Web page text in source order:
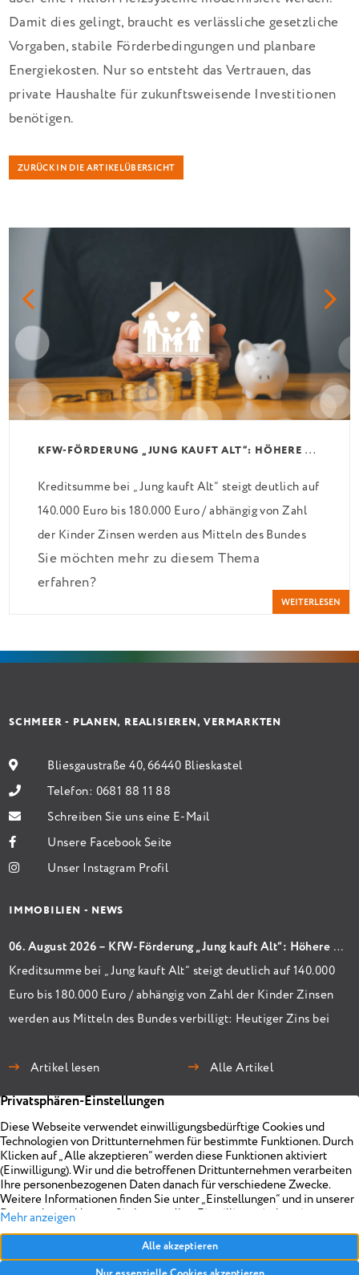
Damit dies gelingt, braucht es verlässliche gesetzliche
Vorgaben, stabile Förderbedingungen und planbare
Energiekosten. Nur so entsteht das Vertrauen, das
private Haushalte für zukunftsweisende Investitionen
benötigen.
ZURÜCK IN DIE ARTIKELÜBERSICHT
K
FW-FÖRDERUNG „JUNG KAUFT ALT“: HÖHERE KREDITE AB AUGUST 2026
Kreditsumme bei „Jung kauft Alt“ steigt deutlich auf
140.000 Euro bis 180.000 Euro / abhängig von Zahl
der Kinder Zinsen werden aus Mitteln des Bundes
verbilligt: Heutiger Zins bei 0,53 Prozent effektiv
bei 35 Jahren Laufzeit und 10 Jahren Zinsbindung
Antragstellende verpflichten sich zu energetischer
Sanierung in Einzelmaßnahmen […]
Sie möchten mehr zu diesem Thema
erfahren?
WEITERLESEN
SCHMEER - PLANEN, REALISIEREN, VERMARKTEN
Bliesgaustraße 40, 66440 Blieskastel
Telefon: 0681 88 11 88
Schreiben Sie uns eine E-Mail
Unsere Facebook Seite
Unser Instagram Profil
IMMOBILIEN - NEWS
06. August 2026 – KfW-Förderung „Jung kauft Alt“: Höhere Kredite ab August 2026
Kreditsumme bei „Jung kauft Alt“ steigt deutlich auf 140.000
Euro bis 180.000 Euro / abhängig von Zahl der Kinder Zinsen
werden aus Mitteln des Bundes verbilligt: Heutiger Zins bei
Zinsbindung Antragstellende verpflichten sich zu
energetischer Sanierung binnen 54 Monaten nach
Artikel lesen Alle Artikel
Immobilien
Unternehmen
Projekte
Planen
Vermarkten
Über uns